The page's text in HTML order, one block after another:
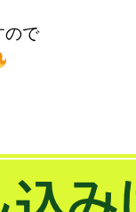
ので